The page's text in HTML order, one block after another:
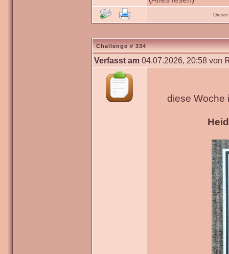
Challenge # 334
Verfasst am 04.07.2026, 20:58 von
diese Woche